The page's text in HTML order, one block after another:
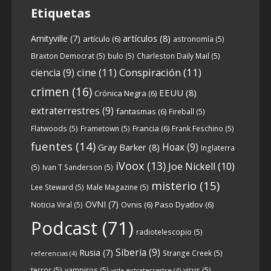
6 0 View on facebook
Crónicas de Nantucket
5 years ago
Descargar
https://www.ivoox.com/cdn-6x05-8211-
qanon-parte-1-origenes-audios-
mp3_rf_67157433_1.html
orígenes y desarrollo de Qanon, la madre
de todas las...See more
Etiquetas
Amityville (7) artículo (6) artículos (8) astronomía (5)
Braxton Democrat(5) bulo (5) Charleston Daily Mail (5)
ciencia (9) cine (11) Conspiración (11)
crimen (16) Crónica Negra (6) EEUU (8)
extraterrestres (9) fantasmas (6) Fireball (5)
Flatwoods (5) Frametown (5) Francia (6) Frank Feschino (5)
fuentes (14) Gray Barker(8) Hoax(9) Inglaterra
(5) Ivan T Sanderson (5) iVoox(13) Joe Nickell (10)
Lee Steward (5) Male Magazine (5) misterio (15)
Noticia Viral (5) OVNI (7) Ovnis (6) Paso Dyatlov(6)
Podcast (71) radiotelescopio (5)
referencias(4) Rusia (7) Siberia (9) Strange Creek(5)